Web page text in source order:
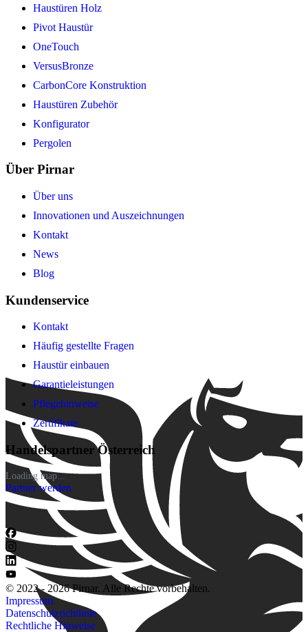
Haustüren Holz
Pivot Haustür
OneTouch
VersusBronze
CarbonCore Konstruktion
Haustüren Zubehör
Konfigurator
Pergolen
Über Pirnar
Über uns
Innovationen und Auszeichnungen
Kontakt
News
Blog
Kundenservice
Kontakt
Häufig gestellte Fragen
Haustür einbauen
Garantieleistungen
Pflegehinweise
Zertifikate
Handelspartner Österreich
Loading map...
Partner werden
© 2022 - 2026 Pirnar. Alle Rechte vorbehalten.
Impressum
Datenschutzrichtlinie
Rechtliche Hinweise